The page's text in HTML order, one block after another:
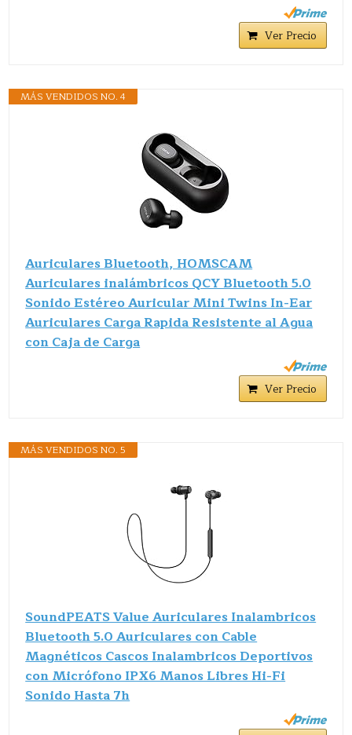
Ver Precio
MÁS VENDIDOS NO. 4
Auriculares Bluetooth, HOMSCAM
Auriculares inalámbricos QCY Bluetooth 5.0
Sonido Estéreo Auricular Mini Twins In-Ear
Auriculares Carga Rapida Resistente al Agua
con Caja de Carga
Ver Precio
MÁS VENDIDOS NO. 5
SoundPEATS Value Auriculares Inalambricos
Bluetooth 5.0 Auriculares con Cable
Magnéticos Cascos Inalambricos Deportivos
con Micrófono IPX6 Manos Libres Hi-Fi
Sonido Hasta 7h